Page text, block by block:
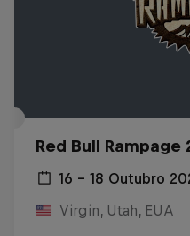
Red Bull Rampage
16 – 18 Outubro
Virgin, Utah, EUA